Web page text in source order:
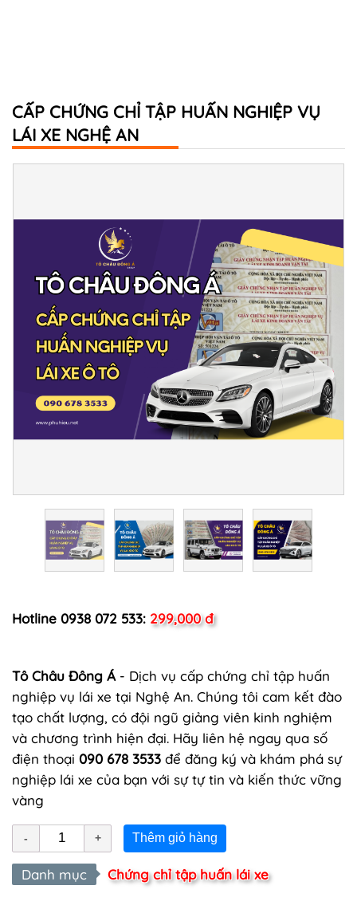
CẤP CHỨNG CHỈ TẬP HUẤN NGHIỆP VỤ
LÁI XE NGHỆ AN
Hotline 0938 072 533: 299,000 đ
Tô Châu Đông Á - Dịch vụ cấp chứng chỉ tập huấn
nghiệp vụ lái xe tại Nghệ An. Chúng tôi cam kết đào
tạo chất lượng, có đội ngũ giảng viên kinh nghiệm
và chương trình hiện đại. Hãy liên hệ ngay qua số
điện thoại 090 678 3533 để đăng ký và khám phá sự
nghiệp lái xe của bạn với sự tự tin và kiến thức vững
vàng
Thêm giỏ hàng
Danh mục Chứng chỉ tập huấn lái xe